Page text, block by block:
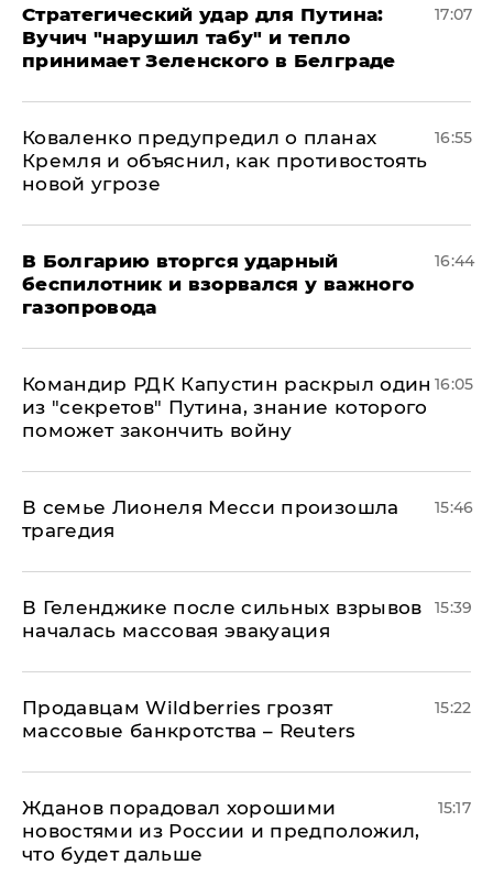
Стратегический удар для Путина:
Вучич "нарушил табу" и тепло
принимает Зеленского в Белграде
17:07
Коваленко предупредил о планах
Кремля и объяснил, как противостоять
новой угрозе
16:55
В Болгарию вторгся ударный
беспилотник и взорвался у важного
газопровода
16:44
Командир РДК Капустин раскрыл один
из "секретов" Путина, знание которого
поможет закончить войну
16:05
В семье Лионеля Месси произошла
трагедия
15:46
В Геленджике после сильных взрывов
началась массовая эвакуация
15:39
Продавцам Wildberries грозят
массовые банкротства – Reuters
15:22
Жданов порадовал хорошими
новостями из России и предположил,
что будет дальше
15:17